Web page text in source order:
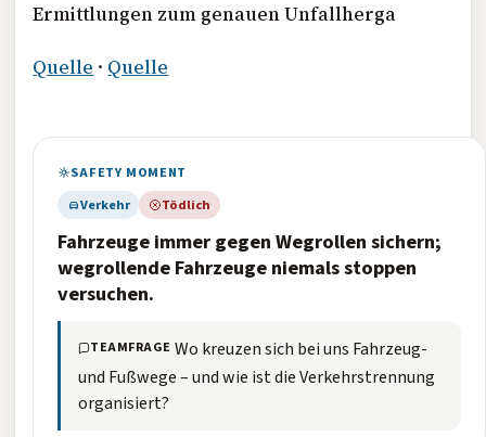
Ermittlungen zum genauen Unfallherga
Quelle · Quelle
SAFETY MOMENT
Verkehr
Tödlich
Fahrzeuge immer gegen Wegrollen sichern;
wegrollende Fahrzeuge niemals stoppen
versuchen.
TEAMFRAGE Wo kreuzen sich bei uns Fahrzeug-
und Fußwege – und wie ist die Verkehrstrennung
organisiert?